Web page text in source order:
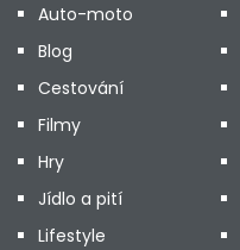
Auto-moto
Blog
Cestování
Filmy
Hry
Jídlo a pití
Lifestyle